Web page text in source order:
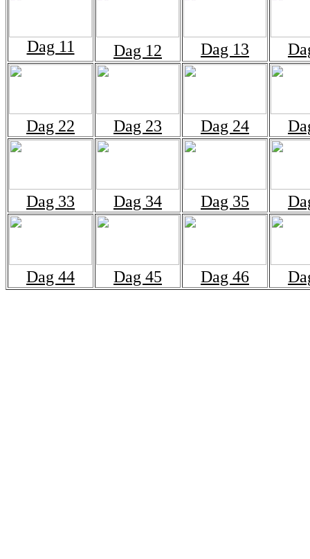
Dag 11 Dag 12 Dag 13
Dag 22 Dag 23 Dag 24
Dag 33 Dag 34 Dag 35
Dag 44 Dag 45 Dag 46